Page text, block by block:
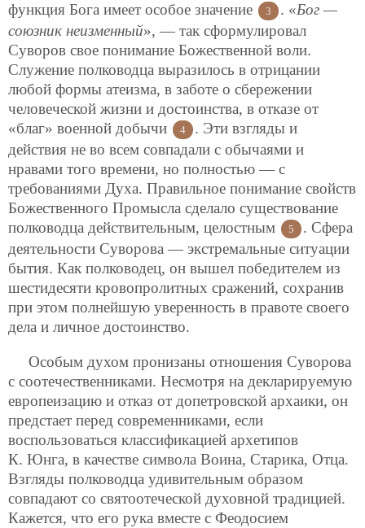
функция Бога имеет особое значение
3 . «Бог —
союзник неизменный», — так сформулировал
Суворов свое понимание Божественной воли.
Служение полководца выразилось в отрицании
любой формы атеизма, в заботе о сбережении
человеческой жизни и достоинства, в отказе от
«благ» военной добычи
4
. Эти взгляды и
действия не во всем совпадали с обычаями и
нравами того времени, но полностью — с
требованиями Духа. Правильное понимание свойств
Божественного Промысла сделало существование
полководца действительным, целостным
5
. Сфера
деятельности Суворова — экстремальные ситуации
бытия. Как полководец, он вышел победителем из
шестидесяти кровопролитных сражений, сохранив
при этом полнейшую уверенность в правоте своего
дела и личное достоинство.
Особым духом пронизаны отношения Суворова
с соотечественниками. Несмотря на декларируемую
европеизацию и отказ от допетровской архаики, он
предстает перед современниками, если
воспользоваться классификацией архетипов
К. Юнга, в качестве символа Воина, Старика, Отца.
Взгляды полководца удивительным образом
совпадают со святоотеческой духовной традицией.
Кажется, что его рука вместе с Феодосием